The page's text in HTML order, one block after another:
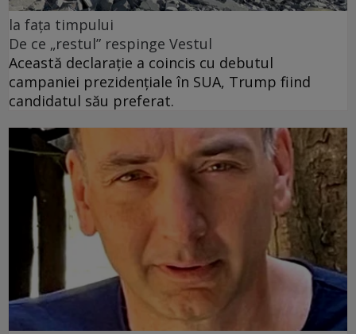
la fața timpului
De ce „restul” respinge Vestul
Această declarație a coincis cu debutul
campaniei prezidențiale în SUA, Trump fiind
candidatul său preferat.